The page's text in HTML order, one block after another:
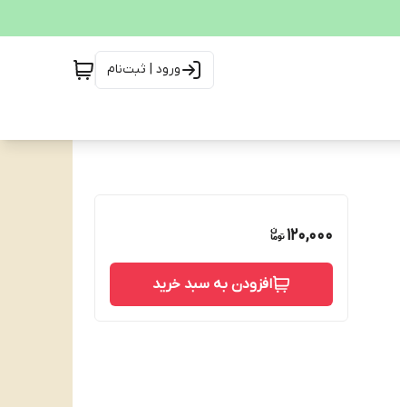
ورود | ثبت‌نام
120,000
افزودن به سبد خرید